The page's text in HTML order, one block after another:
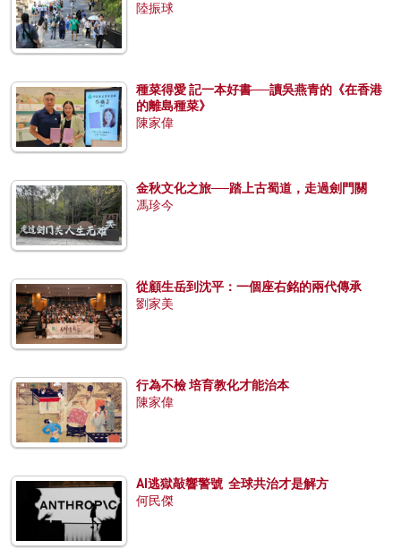
陸振球
種菜得愛 記一本好書──讀吳燕青的《在香港
的離島種菜》
陳家偉
金秋文化之旅──踏上古蜀道，走過劍門關
馮珍今
從顧生岳到沈平：一個座右銘的兩代傳承
劉家美
行為不檢 培育教化才能治本
陳家偉
AI逃獄敲響警號 全球共治才是解方
何民傑